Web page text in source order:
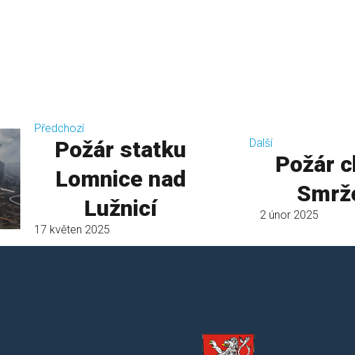
Předchozí
Požár statku
Lomnice nad
Lužnicí
17 květen 2025
Další
Požár
2 únor 2025